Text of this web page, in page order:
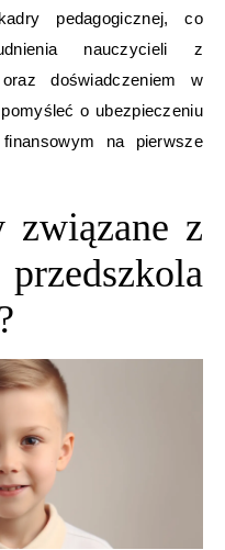
pedagogicznej, co
nauczycieli z
oraz doświadczeniem w
o ubezpieczeniu
na pierwsze
związane z